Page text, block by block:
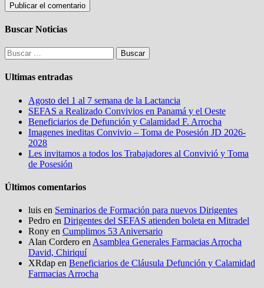
Buscar Noticias
Buscar:
Ultimas entradas
Agosto del 1 al 7 semana de la Lactancia
SEFAS a Realizado Convivios en Panamá y el Oeste
Beneficiarios de Defunción y Calamidad F. Arrocha
Imagenes ineditas Convivio – Toma de Posesión JD 2026-
2028
Les invitamos a todos los Trabajadores al Convivió y Toma
de Posesión
Últimos comentarios
luis en Seminarios de Formación para nuevos Dirigentes
Pedro en Dirigentes del SEFAS atienden boleta en Mitradel
Rony en Cumplimos 53 Aniversario
Alan Cordero en Asamblea Generales Farmacias Arrocha
David, Chiriquí
XRdap en Beneficiarios de Cláusula Defunción y Calamidad
Farmacias Arrocha